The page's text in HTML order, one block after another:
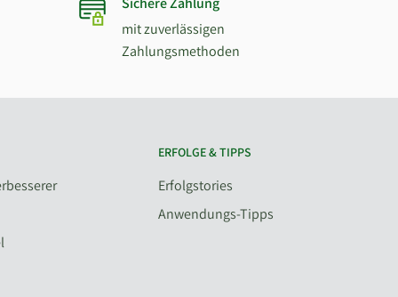
mit zuverlässigen
Zahlungsmethoden
ERFOLGE & TIPPS
Erfolgstories
Anwendungs-Tipps